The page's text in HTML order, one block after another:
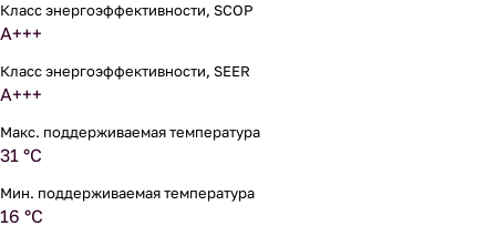
Класс энергоэффективности, SCOP
A+++
Класс энергоэффективности, SEER
A+++
Макс. поддерживаемая температура
31 °С
Мин. поддерживаемая температура
16 °С